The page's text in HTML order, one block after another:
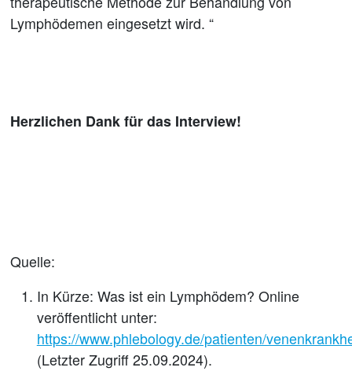
Lymphödemen eingesetzt wird. “
Herzlichen Dank für das Interview!
Quelle:
In Kürze: Was ist ein Lymphödem? Online
veröffentlicht unter:
https://www.phlebology.de/patienten/
(Letzter Zugriff 25.09.2024).